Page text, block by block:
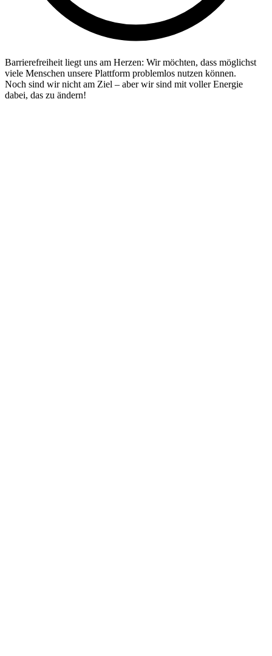
Barrierefreiheit liegt uns am Herzen: Wir möchten, dass möglichst
viele Menschen unsere Plattform problemlos nutzen können.
Noch sind wir nicht am Ziel – aber wir sind mit voller Energie
dabei, das zu ändern!